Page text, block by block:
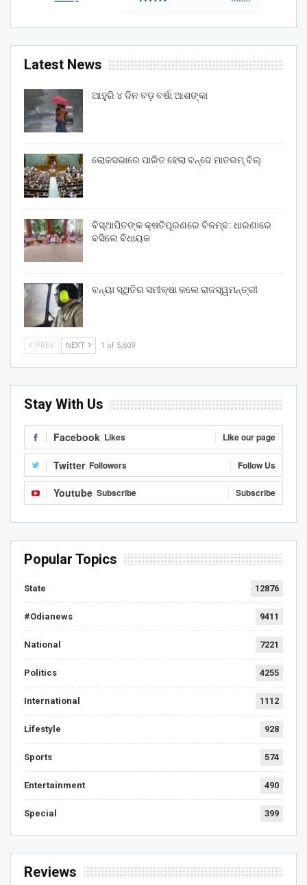
Latest News
ଆହୁରି ୪ ଦିନ ବଡ଼ ବର୍ଷା ଆଶଙ୍କା
ଲୋକସଭାରେ ପାରିତ ହେଲା ବନ୍ଦେ ମାତରମ୍‌ ବିଲ୍‌
ବିସ୍ଥାପିତଙ୍କ କ୍ଷତିପୂରଣରେ ବିଳମ୍ବ: ଧାରଣାରେ
ବସିଲେ ବିଧାୟକ
ବନ୍ୟା ସ୍ଥିତିର ସମୀକ୍ଷା କଲେ ରାଜସ୍ୱମନ୍ତ୍ରୀ
PREV NEXT 1 of 5,609
Stay With Us
Facebook Likes Like our page
Twitter Followers Follow Us
Youtube Subscribe Subscribe
Popular Topics
State 12876
#Odianews 9411
National 7221
Politics 4255
International 1112
Lifestyle 928
Sports 574
Entertainment 490
Special 399
Reviews